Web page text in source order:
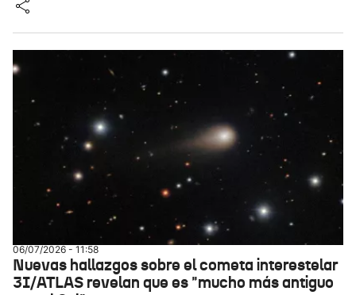
06/07/2026 - 11:58
Nuevas hallazgos sobre el cometa interestelar
3I/ATLAS revelan que es "mucho más antiguo